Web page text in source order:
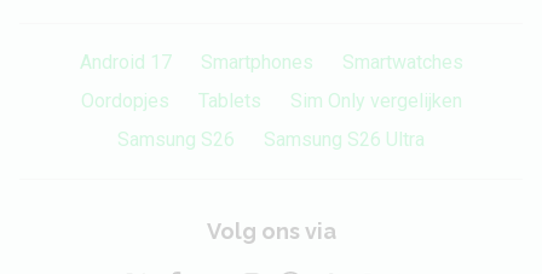
Android 17 Smartphones
Smartwatches
Oordopjes
Tablets
Sim Only vergelijken
Samsung S26
Samsung S26 Ultra
Volg ons via